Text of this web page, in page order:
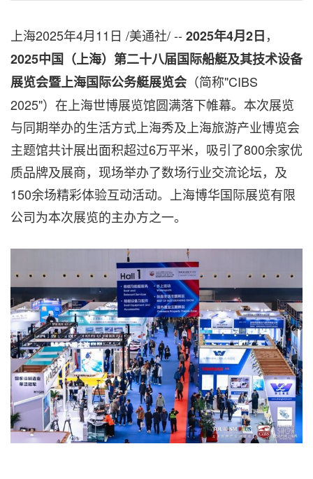
上海2025年4月11日 /美通社/ -- 2025年4月2日，
2025中国（上海）第二十八届国际船艇及其技术设备
展览会暨上海国际公务艇展览会 （简称"CIBS
2025"）在上海世博展览馆圆满落下帷幕。本次展览
与同期举办的生活方式上海秀及上海旅游产业博览会
主题馆共计展出面积超过6万平米，吸引了800余家优
质品牌及展商，现场举办了数场行业交流论坛，及
150余场精彩体验互动活动。
上海博华国际展览有限
公司为本次展览的主办方之一。